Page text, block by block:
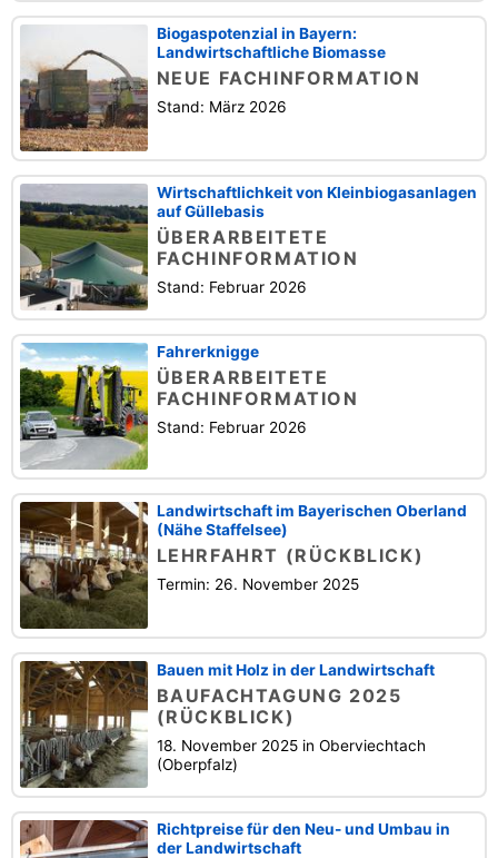
Biogaspotenzial in Bayern:
Landwirtschaftliche Biomasse
NEUE FACHINFORMATION
Stand: März 2026
Wirtschaftlichkeit von Kleinbiogasanlagen
auf Güllebasis
ÜBERARBEITETE
FACHINFORMATION
Stand: Februar 2026
Fahrerknigge
ÜBERARBEITETE
FACHINFORMATION
Stand: Februar 2026
Landwirtschaft im Bayerischen Oberland
(Nähe Staffelsee)
LEHRFAHRT (RÜCKBLICK)
Termin: 26. November 2025
Bauen mit Holz in der Landwirtschaft
BAUFACHTAGUNG 2025
(RÜCKBLICK)
18. November 2025 in Oberviechtach
(Oberpfalz)
Richtpreise für den Neu- und Umbau in
der Landwirtschaft